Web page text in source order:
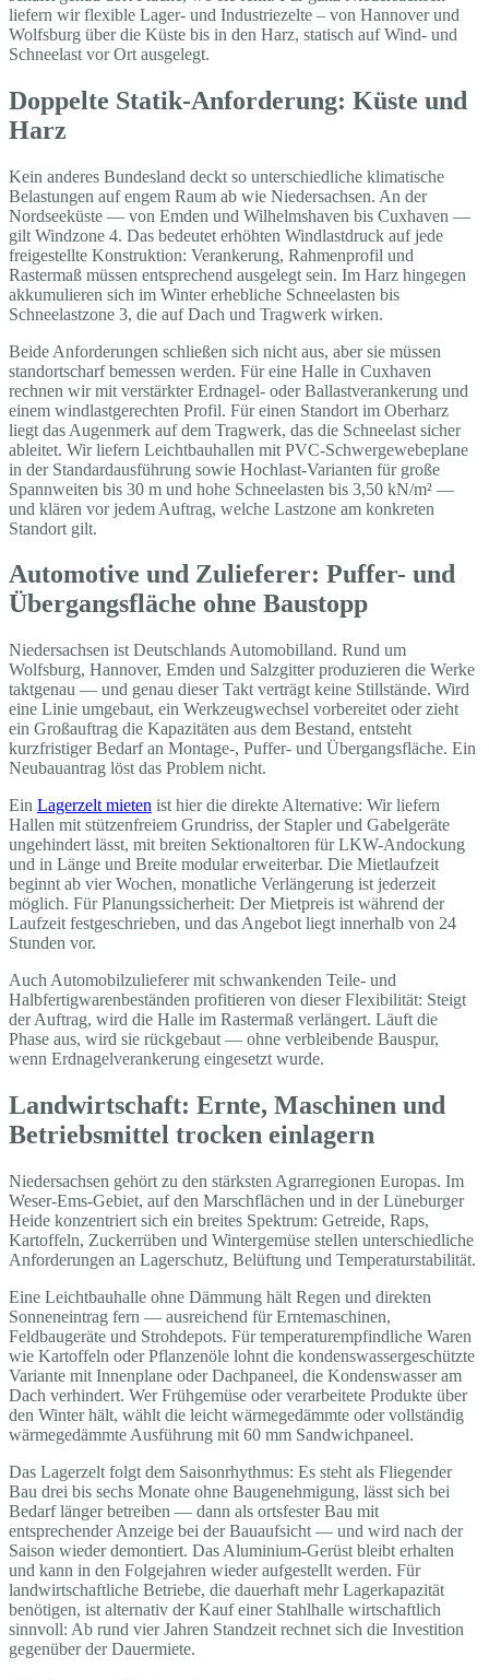
liefern wir flexible Lager- und Industriezelte – von Hannover und
Wolfsburg über die Küste bis in den Harz, statisch auf Wind- und
Schneelast vor Ort ausgelegt.
Doppelte Statik-Anforderung: Küste und
Harz
Kein anderes Bundesland deckt so unterschiedliche klimatische
Belastungen auf engem Raum ab wie Niedersachsen. An der
Nordseeküste — von Emden und Wilhelmshaven bis Cuxhaven —
gilt Windzone 4. Das bedeutet erhöhten Windlastdruck auf jede
freigestellte Konstruktion: Verankerung, Rahmenprofil und
Rastermaß müssen entsprechend ausgelegt sein. Im Harz hingegen
akkumulieren sich im Winter erhebliche Schneelasten bis
Schneelastzone 3, die auf Dach und Tragwerk wirken.
Beide Anforderungen schließen sich nicht aus, aber sie müssen
standortscharf bemessen werden. Für eine Halle in Cuxhaven
rechnen wir mit verstärkter Erdnagel- oder Ballastverankerung und
einem windlastgerechten Profil. Für einen Standort im Oberharz
liegt das Augenmerk auf dem Tragwerk, das die Schneelast sicher
ableitet. Wir liefern Leichtbauhallen mit PVC-Schwergewebeplane
in der Standardausführung sowie Hochlast-Varianten für große
Spannweiten bis 30 m und hohe Schneelasten bis 3,50 kN/m² —
und klären vor jedem Auftrag, welche Lastzone am konkreten
Standort gilt.
Automotive und Zulieferer: Puffer- und
Übergangsfläche ohne Baustopp
Niedersachsen ist Deutschlands Automobilland. Rund um
Wolfsburg, Hannover, Emden und Salzgitter produzieren die Werke
taktgenau — und genau dieser Takt verträgt keine Stillstände. Wird
eine Linie umgebaut, ein Werkzeugwechsel vorbereitet oder zieht
ein Großauftrag die Kapazitäten aus dem Bestand, entsteht
kurzfristiger Bedarf an Montage-, Puffer- und Übergangsfläche. Ein
Neubauantrag löst das Problem nicht.
Ein Lagerzelt mieten ist hier die direkte Alternative: Wir liefern
Hallen mit stützenfreiem Grundriss, der Stapler und Gabelgeräte
ungehindert lässt, mit breiten Sektionaltoren für LKW-Andockung
und in Länge und Breite modular erweiterbar. Die Mietlaufzeit
beginnt ab vier Wochen, monatliche Verlängerung ist jederzeit
möglich. Für Planungssicherheit: Der Mietpreis ist während der
Laufzeit festgeschrieben, und das Angebot liegt innerhalb von 24
Stunden vor.
Auch Automobilzulieferer mit schwankenden Teile- und
Halbfertigwarenbeständen profitieren von dieser Flexibilität: Steigt
der Auftrag, wird die Halle im Rastermaß verlängert. Läuft die
Phase aus, wird sie rückgebaut — ohne verbleibende Bauspur,
wenn Erdnagelverankerung eingesetzt wurde.
Landwirtschaft: Ernte, Maschinen und
Betriebsmittel trocken einlagern
Niedersachsen gehört zu den stärksten Agrarregionen Europas. Im
Weser-Ems-Gebiet, auf den Marschflächen und in der Lüneburger
Heide konzentriert sich ein breites Spektrum: Getreide, Raps,
Kartoffeln, Zuckerrüben und Wintergemüse stellen unterschiedliche
Anforderungen an Lagerschutz, Belüftung und Temperaturstabilität.
Eine Leichtbauhalle ohne Dämmung hält Regen und direkten
Sonneneintrag fern — ausreichend für Erntemaschinen,
Feldbaugeräte und Strohdepots. Für temperaturempfindliche Waren
wie Kartoffeln oder Pflanzenöle lohnt die kondenswassergeschützte
Variante mit Innenplane oder Dachpaneel, die Kondenswasser am
Dach verhindert. Wer Frühgemüse oder verarbeitete Produkte über
den Winter hält, wählt die leicht wärmegedämmte oder vollständig
wärmegedämmte Ausführung mit 60 mm Sandwichpaneel.
Das Lagerzelt folgt dem Saisonrhythmus: Es steht als Fliegender
Bau drei bis sechs Monate ohne Baugenehmigung, lässt sich bei
Bedarf länger betreiben — dann als ortsfester Bau mit
entsprechender Anzeige bei der Bauaufsicht — und wird nach der
Saison wieder demontiert. Das Aluminium-Gerüst bleibt erhalten
und kann in den Folgejahren wieder aufgestellt werden. Für
landwirtschaftliche Betriebe, die dauerhaft mehr Lagerkapazität
benötigen, ist alternativ der Kauf einer Stahlhalle wirtschaftlich
sinnvoll: Ab rund vier Jahren Standzeit rechnet sich die Investition
gegenüber der Dauermiete.